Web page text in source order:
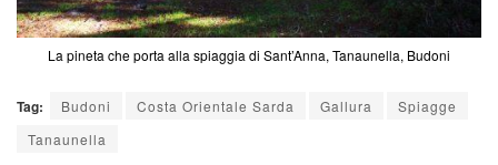
La pineta che porta alla spiaggia di Sant’Anna, Tanaunella, Budoni
Tag: Budoni Costa Orientale Sarda Gallura
Spiagge
Tanaunella